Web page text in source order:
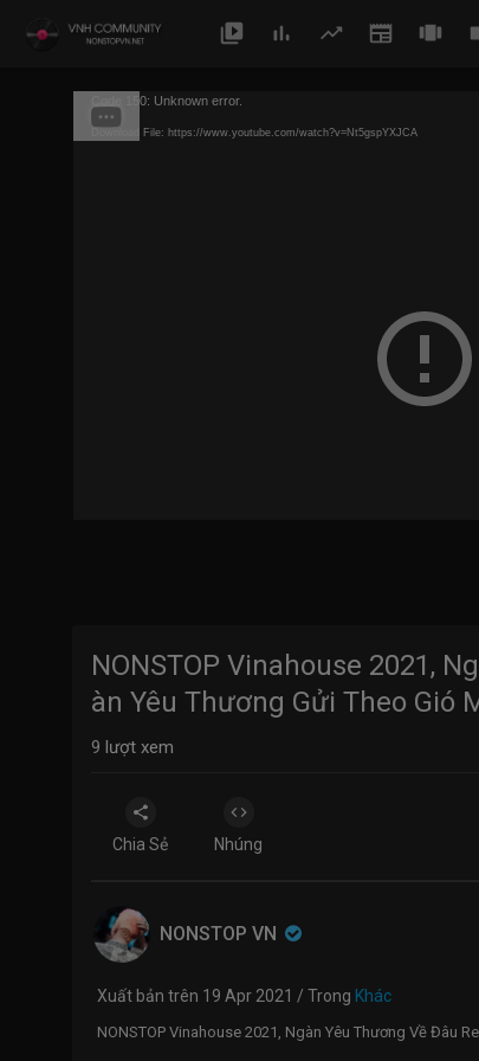
Code 150: Unknown error.
Download File: https://www.youtube.com/watch?v=Nt5gspYXJCA
NONSTOP Vinahouse 2021,
àn Yêu Thương Gửi Theo Gió
9 lượt xem
Chia Sẻ Nhúng
NONSTOP VN
Xuất bản trên 19 Apr 2021 / Trong Khác
NONSTOP Vinahouse 2021, Ngàn Yêu Thương Về Đâu